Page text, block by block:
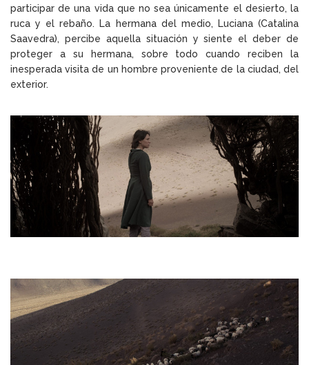
participar de una vida que no sea únicamente el desierto, la
ruca y el rebaño. La hermana del medio, Luciana (Catalina
Saavedra), percibe aquella situación y siente el deber de
proteger a su hermana, sobre todo cuando reciben la
inesperada visita de un hombre proveniente de la ciudad, del
exterior.